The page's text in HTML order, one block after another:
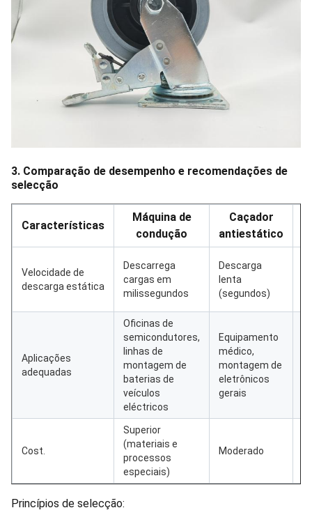
3. Comparação de desempenho e recomendações de
selecção
Características
Máquina de
condução
Caçador
antiestático
Velocidade de
descarga estática
Descarrega
cargas em
milissegundos
Descarga
lenta
(segundos)
Aplicações
adequadas
Oficinas de
semicondutores,
linhas de
montagem de
baterias de
veículos
eléctricos
Equipamento
médico,
montagem de
eletrônicos
gerais
Cost.
Superior
(materiais e
processos
especiais)
Moderado
Princípios de selecção: